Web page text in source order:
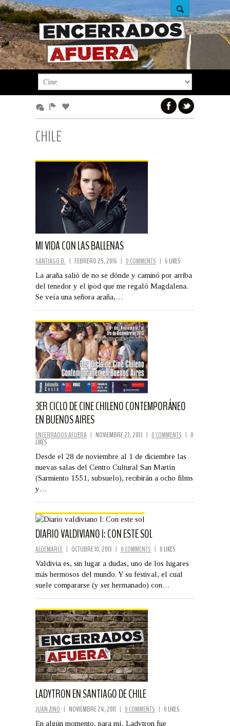
CHILE
MI VIDA CON LAS BALLENAS
SANTIAGO B. | FEBRERO 25, 2016 | 0 COMMENTS | 6 LIKES
La araña salió de no se dónde y caminó por arriba
del tenedor y el ipod que me regaló Magdalena.
Se veía una señora araña,…
3ER CICLO DE CINE CHILENO CONTEMPORÁNEO
EN BUENOS AIRES
ENCERRADOS AFUERA | NOVIEMBRE 23, 2013 | 0 COMMENTS | 0
LIKES
Desde el 28 de noviembre al 1 de diciembre las
nuevas salas del Centro Cultural San Martín
(Sarmiento 1551, subsuelo), recibirán a ocho films
y…
DIARIO VALDIVIANO I: CON ESTE SOL
ALDEMARCE | OCTUBRE 10, 2013 | 0 COMMENTS | 0 LIKES
Valdivia es, sin lugar a dudas, uno de los lugares
más hermosos del mundo. Y su festival, el cual
suele compararse (y ser hermanado) con…
LADYTRON EN SANTIAGO DE CHILE
JUAN ZINO | NOVIEMBRE 24, 2011 | 0 COMMENTS | 0 LIKES
En algún momento, para mí, Ladytron fue